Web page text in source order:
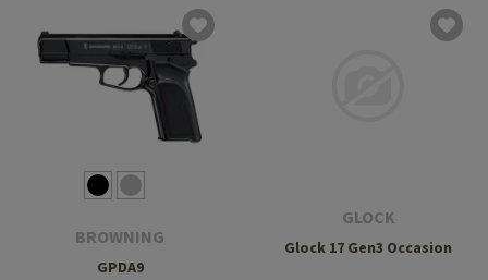
BROWNING
GPDA9
GLOCK
Glock 17 Gen3 Occasion